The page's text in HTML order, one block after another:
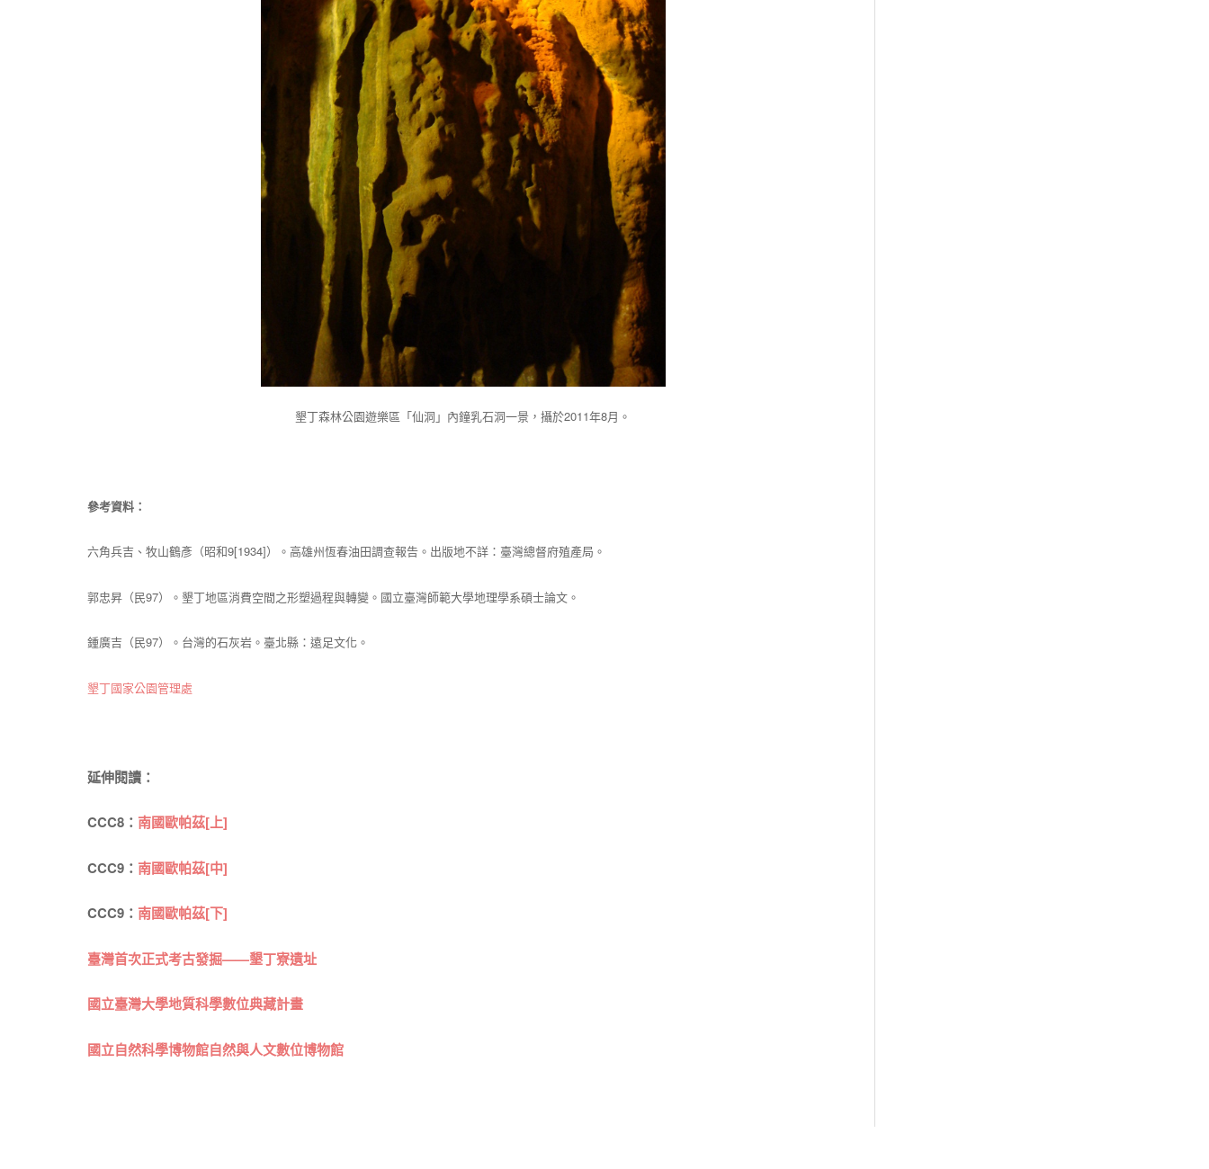
墾丁森林公園遊樂區「仙洞」內鐘乳石洞一景，攝於2011年8月。
參考資料：
六角兵吉、牧山鶴彥（昭和9[1934]）。高雄州恆春油田調查報告。出版地不詳：臺灣總督府殖產局。
郭忠昇（民97）。墾丁地區消費空間之形塑過程與轉變。國立臺灣師範大學地理學系碩士論文。
鍾廣吉（民97）。台灣的石灰岩。臺北縣：遠足文化。
墾丁國家公園管理處
延伸閱讀：
CCC8： 南國歐帕茲[上]
CCC9： 南國歐帕茲[中]
CCC9： 南國歐帕茲[下]
臺灣首次正式考古發掘——墾丁寮遺址
國立臺灣大學地質科學數位典藏計畫
國立自然科學博物館自然與人文數位博物館